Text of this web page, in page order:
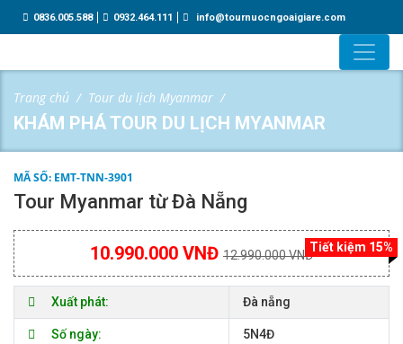
0836.005.588 0932.464.111 info@tournuocngoaigiare.com
Trang chủ Tour du lịch Myanmar
KHÁM PHÁ TOUR DU LỊCH MYANMAR
MÃ SỐ: EMT-TNN-3901
Tour Myanmar từ Đà Nẵng
Tiết kiệm 15%
10.990.000 VNĐ 12.990.000 VNĐ
Xuất phát: Đà nẵng
Số ngày: 5N4Đ